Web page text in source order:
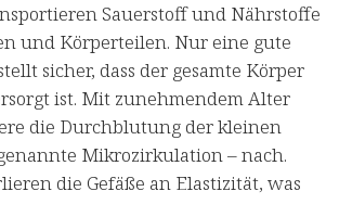
Sauerstoff und Nährstoffe
und Körperteilen. Nur eine gute
sicher, dass der gesamte Körper
ist. Mit zunehmendem Alter
die Durchblutung der kleinen
Mikrozirkulation – nach.
die Gefäße an Elastizität, was